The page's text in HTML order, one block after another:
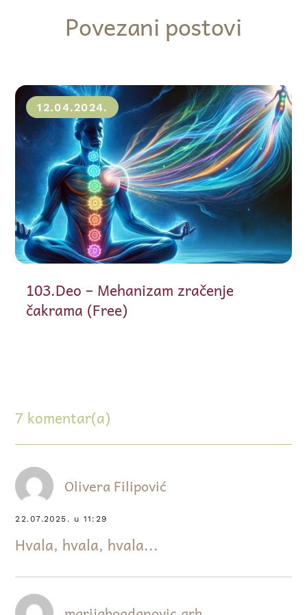
Povezani postovi
12.04.2024.
103.Deo – Mehanizam zračenje
čakrama (Free)
7 komentar(a)
Olivera Filipović
22.07.2025. u 11:29
Hvala, hvala, hvala...